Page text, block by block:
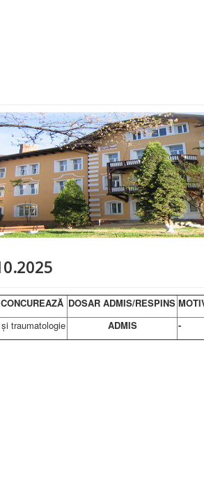
DOSAR ADMIS/RESPINS
traumatologie ADMIS -